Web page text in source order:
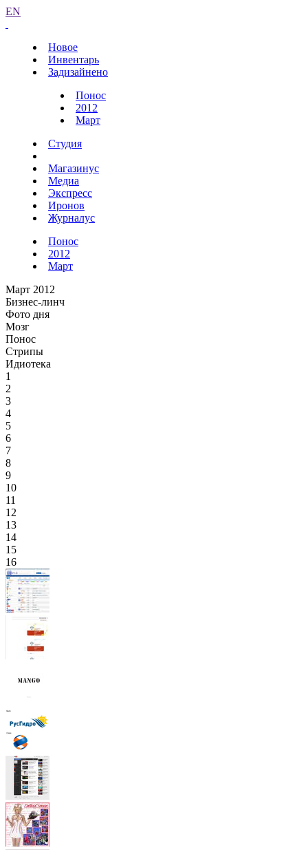
EN
Новое
Инвентарь
Задизайнено
Понос
2012
Март
Студия
Магазинус
Медиа
Экспресс
Иронов
Журналус
Понос
2012
Март
Март 2012
Бизнес-линч
Фото дня
Мозг
Понос
Стрипы
Идиотека
1
2
3
4
5
6
7
8
9
10
11
12
13
14
15
16